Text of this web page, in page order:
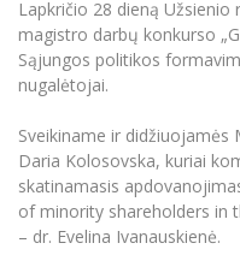
MRU pop
MRU
Kitos
Azijos
Emocinė
Mokslo
Projektai
Veiklos
Darbas
Atributika
Sūduvos
Bakalauro
Vadovų MBA
Švietimo ir
Teisės LL.M.
Lapkričio 28 dieną
magistro darbų konkurso
Sąjungos politikos
nugalėtojai.
Sveikiname ir didžiuojamės
Daria Kolosovska, kuriai
skatinamasis
of minority shareholders in
– dr. Evelina Ivanauskienė.